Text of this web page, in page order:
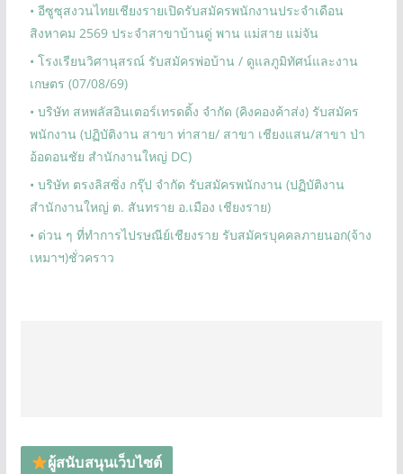
• อีซูซุสงวนไทยเชียงรายเปิดรับสมัครพนักงานประจำเดือน
สิงหาคม 2569 ประจำสาขาบ้านดู่ พาน แม่สาย แม่จัน
• โรงเรียนวิศานุสรณ์ รับสมัครพ่อบ้าน / ดูแลภูมิทัศน์และงาน
เกษตร (07/08/69)
• บริษัท สหพลัสอินเตอร์เทรดดิ้ง จำกัด (คิงคองค้าส่ง) รับสมัคร
พนักงาน (ปฏิบัติงาน สาขา ท่าสาย/ สาขา เชียงแสน/สาขา ป่า
อ้อดอนชัย สำนักงานใหญ่ DC)
• บริษัท ตรงลิสซิ่ง กรุ๊ป จำกัด รับสมัครพนักงาน (ปฏิบัติงาน
สำนักงานใหญ่ ต. สันทราย อ.เมือง เชียงราย)
• ด่วน ๆ ที่ทำการไปรษณีย์เชียงราย รับสมัครบุคคลภายนอก(จ้าง
เหมาฯ)ชั่วคราว
ผู้สนับสนุนเว็บไซต์